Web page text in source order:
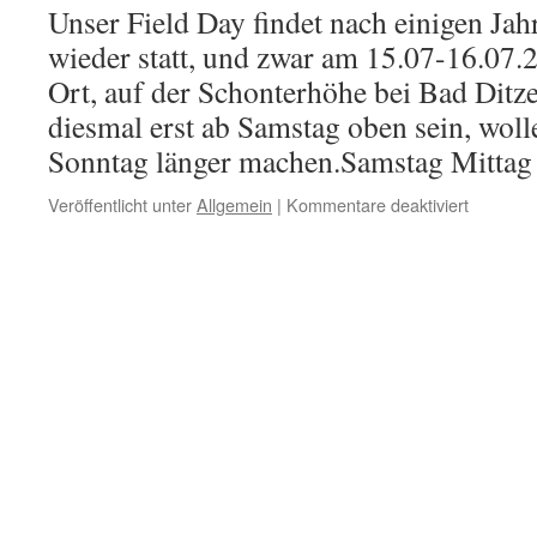
Unser Field Day findet nach einigen
wieder statt, und zwar am 15.07-
Ort, auf der Schonterhöhe bei Bad
diesmal erst ab Samstag oben sein,
Sonntag länger machen.Samstag
Veröffentlicht unterAllgemein | Kommentare deaktiviertfür